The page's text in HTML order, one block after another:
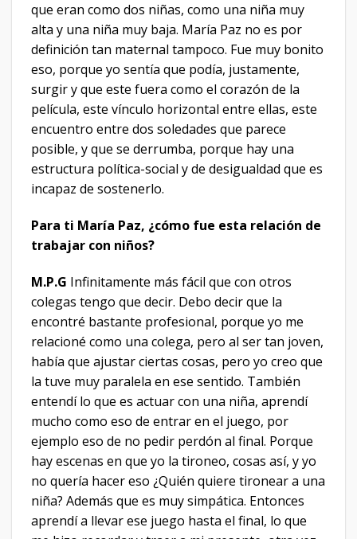
que eran como dos niñas, como una niña muy
alta y una niña muy baja. María Paz no es por
definición tan maternal tampoco. Fue muy bonito
eso, porque yo sentía que podía, justamente,
surgir y que este fuera como el corazón de la
película, este vínculo horizontal entre ellas, este
encuentro entre dos soledades que parece
posible, y que se derrumba, porque hay una
estructura política-social y de desigualdad que es
incapaz de sostenerlo.
Para ti María Paz, ¿cómo fue esta relación de
trabajar con niños?
M.P.G Infinitamente más fácil que con otros
colegas tengo que decir. Debo decir que la
encontré bastante profesional, porque yo me
relacioné como una colega, pero al ser tan joven,
había que ajustar ciertas cosas, pero yo creo que
la tuve muy paralela en ese sentido. También
entendí lo que es actuar con una niña, aprendí
mucho como eso de entrar en el juego, por
ejemplo eso de no pedir perdón al final. Porque
hay escenas en que yo la tironeo, cosas así, y yo
no quería hacer eso ¿Quién quiere tironear a una
niña? Además que es muy simpática. Entonces
aprendí a llevar ese juego hasta el final, lo que